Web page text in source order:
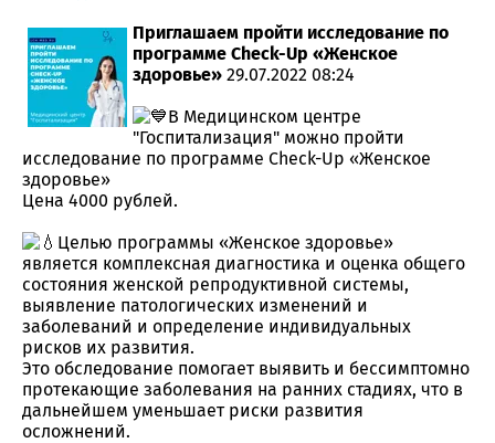
Приглашаем пройти исследование по
программе Check-Up «Женское
здоровье» 29.07.2022 08:24
В Медицинском центре
"Госпитализация" можно пройти
исследование по программе Check-Up «Женское
здоровье»
Цена 4000 рублей.
Целью программы «Женское здоровье»
является комплексная диагностика и оценка общего
состояния женской репродуктивной системы,
выявление патологических изменений и
заболеваний и определение индивидуальных
рисков их развития.
Это обследование помогает выявить и бессимптомно
протекающие заболевания на ранних стадиях, что в
дальнейшем уменьшает риски развития
осложнений.